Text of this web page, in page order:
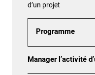
d’un projet
Programme
Manager l’activité